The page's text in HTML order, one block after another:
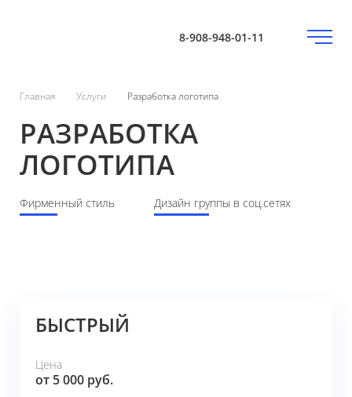
8-908-948-01-11
Главная Услуги Разработка логотипа
РАЗРАБОТКА
ЛОГОТИПА
Фирменный стиль Дизайн группы в соц.сетях
БЫСТРЫЙ
Цена
от 5 000 руб.